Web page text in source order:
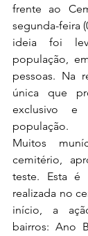
frente ao
segunda-feira
ideia foi
população,
pessoas. Na
única que
exclusivo
população.
Muitos
cemitério,
teste. Esta é
realizada no
início, a
bairros: Ano